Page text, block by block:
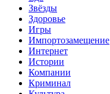
Звёзды
Здоровье
Игры
Импортозамещение
Интернет
Истории
Компании
Криминал